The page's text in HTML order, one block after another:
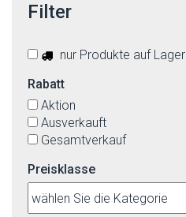
Filter
nur Produkte auf Lager
Rabatt
Aktion
Ausverkauft
Gesamtverkauf
Preisklasse